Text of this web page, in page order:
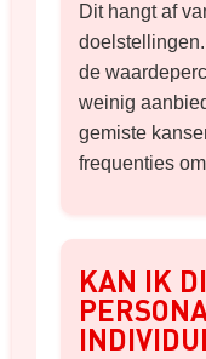
Dit hangt af
de
weinig
gemiste
frequenties
KAN IK